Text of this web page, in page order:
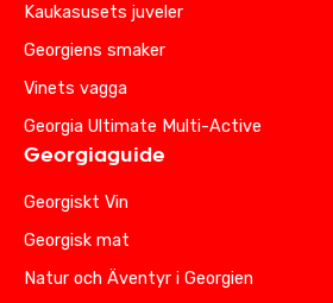
Kaukasusets juveler
Georgiens smaker
Vinets vagga
Georgia Ultimate Multi-Active
Georgiaguide
Georgiskt Vin
Georgisk mat
Natur och Äventyr i Georgien